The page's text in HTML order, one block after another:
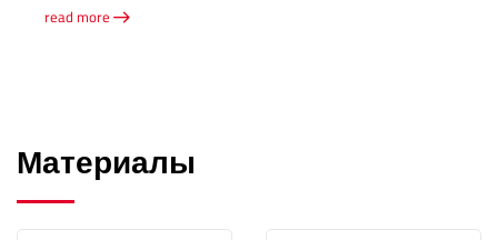
read more
Материалы